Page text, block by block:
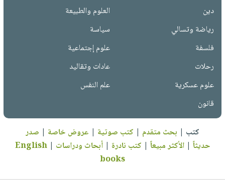
دين
العلوم والطبيعة
رياضة وتسالي
سياسة
فلسفة
علوم إجتماعية
رحلات
عادات وتقاليد
علوم عسكرية
علم النفس
قانون
كتب | بحث متقدم | كتب صوتية | عروض خاصة | صدر
حديثاً |الأكثر مبيعاً | كتب نادرة |أبحاث ودراسات |
English
books